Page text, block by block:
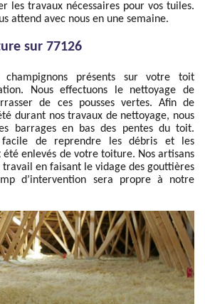
les travaux nécessaires pour vos tuiles.
attend avec nous en une semaine.
sur 77126
champignons présents sur votre toit
Nous effectuons le nettoyage de
de ces pousses vertes. Afin de
durant nos travaux de nettoyage, nous
barrages en bas des pentes du toit.
de reprendre les débris et les
enlevés de votre toiture. Nos artisans
en faisant le vidage des gouttières
d’intervention sera propre à notre